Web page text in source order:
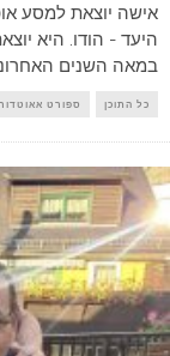
אישה יוצאת למסע
היעד - הודו. היא
במאה השנים
כל התוכן ספורט אאוטדור